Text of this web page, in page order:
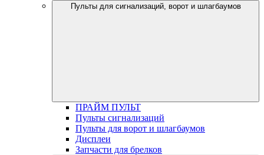
Пульты для сигнализаций, ворот и шлагбаумов
ПРАЙМ ПУЛЬТ
Пульты сигнализаций
Пульты для ворот и шлагбаумов
Дисплеи
Запчасти для брелков